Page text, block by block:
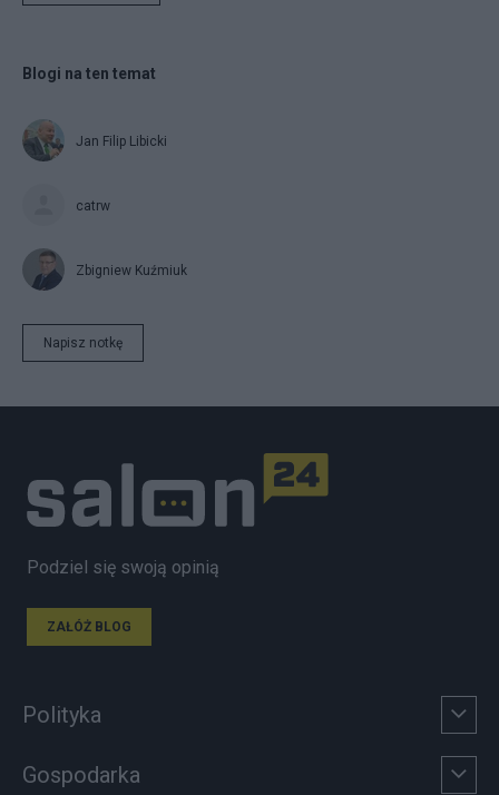
Blogi na ten temat
Jan Filip Libicki
catrw
Zbigniew Kuźmiuk
Napisz notkę
Podziel się swoją opinią
ZAŁÓŻ BLOG
Polityka
Gospodarka